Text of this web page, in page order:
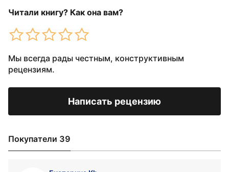
Читали книгу? Как она вам?
Мы всегда рады честным, конструктивным
рецензиям.
Написать рецензию
Покупатели 39